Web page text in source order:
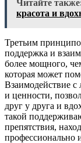
Читайте
красота и
Третьим
поддержка и
более мощного,
которая может
Взаимодействие
и ценности,
друг у друга и
такой
препятствия,
профессионально